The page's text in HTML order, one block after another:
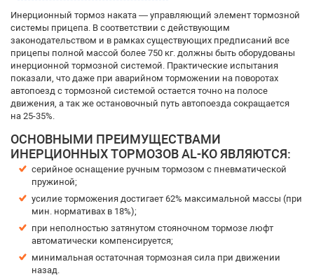
Инерционный тормоз наката — управляющий элемент тормозной
системы прицепа. В соответствии с действующим
законодательством и в рамках существующих предписаний все
прицепы полной массой более 750 кг. должны быть оборудованы
инерционной тормозной системой. Практические испытания
показали, что даже при аварийном торможении на поворотах
автопоезд с тормозной системой остается точно на полосе
движения, а так же остановочный путь автопоезда сокращается
на 25-35%.
ОСНОВНЫМИ ПРЕИМУЩЕСТВАМИ
ИНЕРЦИОННЫХ ТОРМОЗОВ AL-KO ЯВЛЯЮТСЯ:
серийное оснащение ручным тормозом с пневматической
пружиной;
усилие торможения достигает 62% максимальной массы (при
мин. нормативах в 18%);
при неполностью затянутом стояночном тормозе люфт
автоматически компенсируется;
минимальная остаточная тормозная сила при движении
назад.